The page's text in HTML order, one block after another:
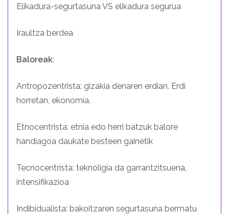
Elikadura-segurtasuna VS elikadura segurua
Iraultza berdea
Baloreak:
Antropozentrista: gizakia denaren erdian. Erdi
horretan, ekonomia.
Etnocentrista: etnia edo herri batzuk balore
handiagoa daukate besteen gainetik
Tecnocentrista: teknoligia da garrantzitsuena,
intensifikazioa
Indibidualista: bakoitzaren segurtasuna bermatu